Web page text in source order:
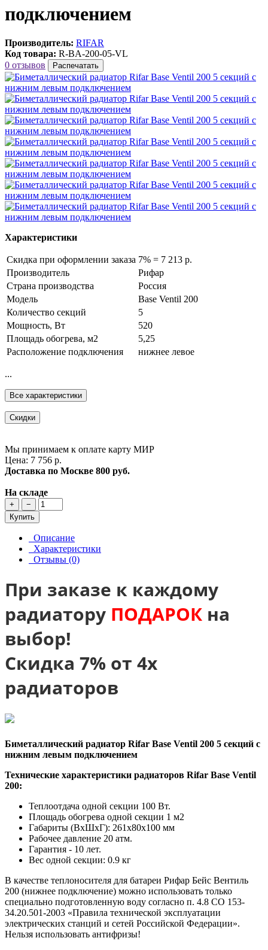
подключением
Производитель: RIFAR
Код товара: R-BA-200-05-VL
0 отзывов
Распечатать
Характеристики
Скидка при оформлении заказа 7% = 7 213 р.
Производитель
Рифар
Страна производства
Россия
Модель
Base Ventil 200
Количество секций
5
Мощность, Вт
520
Площадь обогрева, м2
5,25
Расположение подключения
нижнее левое
...
Все характеристики
Скидки
Мы принимаем к оплате карту МИР
Цена: 7 756 р.
Доставка по Москве 800 руб.
На складе
+
−
Купить
Описание
Характеристики
Отзывы (0)
При заказе к каждому
радиатору ПОДАРОК на
выбор!
Скидка 7% от 4х
радиаторов
Биметаллический радиатор Rifar Base Ventil 200 5 секций с
нижним левым подключением
Технические характеристики радиаторов Rifar Base Ventil
200:
Теплоотдача одной секции 100 Вт.
Площадь обогрева одной секции 1 м2
Габариты (ВхШхГ): 261х80х100 мм
Рабочее давление 20 атм.
Гарантия - 10 лет.
Вес одной секции: 0.9 кг
В качестве теплоносителя для батареи Рифар Бейс Вентиль
200 (нижнее подключение) можно использовать только
специально подготовленную воду согласно п. 4.8 СО 153-
34.20.501-2003 «Правила технической эксплуатации
электрических станций и сетей Российской Федерации».
Нельзя использовать антифризы!